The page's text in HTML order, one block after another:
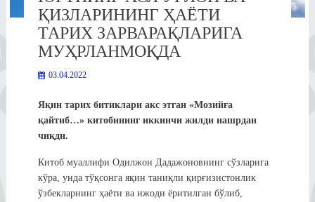
ҚИЗЛАРИНИНГ ҲАЁТИ
ТАРИХ ЗАРВАРАҚЛАРИГА
МУҲРЛАНМОҚДА
03.04.2022
Яқин тарих битиклари акс этган «Мозийға
қайтиб…» китобининг иккинчи жилди нашрдан
чиқди.
Китоб муаллифи Одилжон Дадажоновнинг сўзларига
кўра, унда тўқсонга яқин таниқли қирғизистонлик
ўзбекларнинг ҳаёти ва ижоди ёритилган бўлиб,